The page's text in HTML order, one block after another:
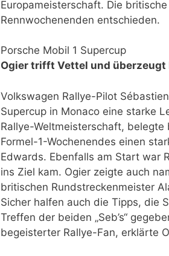
Europameisterschaft. Die
Rennwochenenden entschieden.
Porsche Mobil 1 Supercup
Ogier trifft Vettel und überzeugt
Volkswagen Rallye-Pilot
Supercup in Monaco eine starke
Rallye-Weltmeisterschaft,
Formel-1-Wochenendes einen
Edwards. Ebenfalls am Start war
ins Ziel kam. Ogier zeigte auch
britischen Rundstreckenmeister
Sicher halfen auch die Tipps, die
Treffen der beiden „Seb’s“
begeisterter Rallye-Fan, erklärte